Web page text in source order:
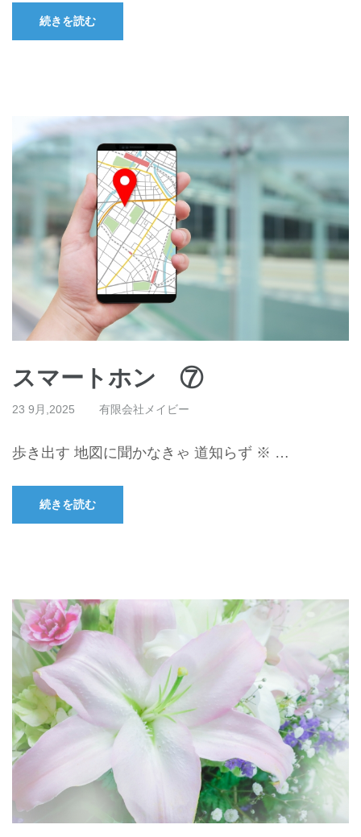
続きを読む
スマートホン ⑦
23 9月,2025 有限会社メイビー
歩き出す 地図に聞かなきゃ 道知らず ※ …
続きを読む